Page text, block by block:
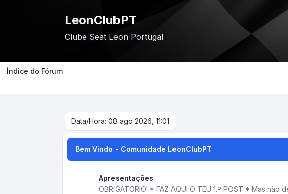
LeonClubPT
Clube Seat Leon Portugal
Índice do Fórum
Data/Hora: 08 ago 2026, 11:01
Bem Vindo - Comunidade LeonClubPT
Apresentações
OBRIGATÓRIO! * FAZ AQUI O TEU 1.º POST * Mas